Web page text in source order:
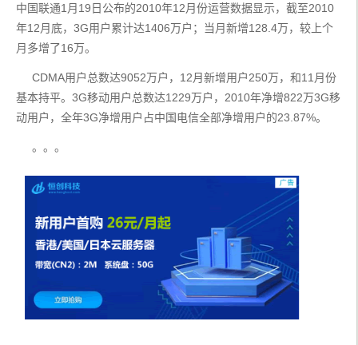
中国联通1月19日公布的2010年12月份运营数据显示，截至2010
年12月底，3G用户累计达1406万户；当月新增128.4万，较上个
月多增了16万。
CDMA用户总数达9052万户，12月新增用户250万，和11月份
基本持平。3G移动用户总数达1229万户，2010年净增822万3G移
动用户，全年3G净增用户占中国电信全部净增用户的23.87%。
。。。